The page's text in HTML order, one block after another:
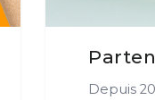
Depuis